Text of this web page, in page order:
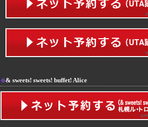
◆& sweets! sweets! buffet! Alice